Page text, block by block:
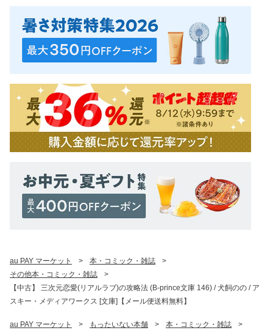
au PAY マーケット > 本・コミック・雑誌
>
その他本・コミック・雑誌
>
【中古】 三次元恋愛(リアルラブ)の攻略法 (B-prince文庫 146) / 犬飼のの / ア
スキー・メディアワークス [文庫]【メール便送料無料】
au PAY マーケット > もったいない本舗 > 本・コミック・雑誌
>